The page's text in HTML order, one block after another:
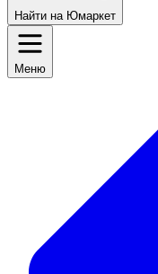
Найти на Юмаркет
Меню